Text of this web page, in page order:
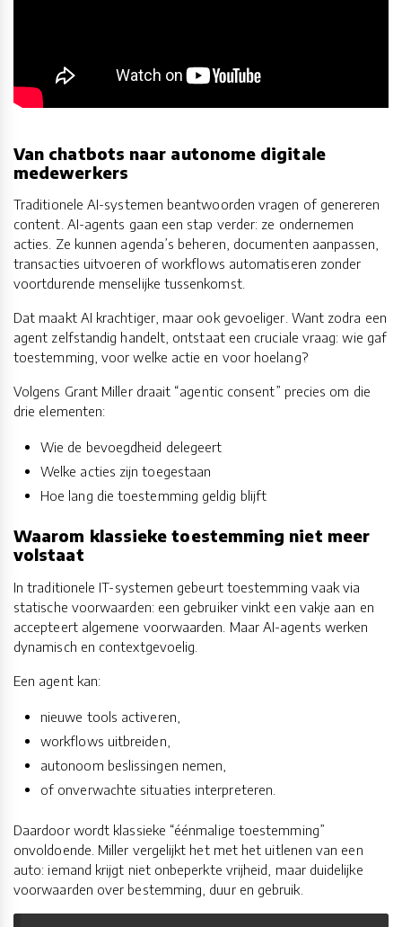
Van chatbots naar autonome digitale
medewerkers
Traditionele AI-systemen beantwoorden vragen of genereren
content. AI-agents gaan een stap verder: ze ondernemen
acties. Ze kunnen agenda’s beheren, documenten aanpassen,
transacties uitvoeren of workflows automatiseren zonder
voortdurende menselijke tussenkomst.
Dat maakt AI krachtiger, maar ook gevoeliger. Want zodra een
agent zelfstandig handelt, ontstaat een cruciale vraag: wie gaf
toestemming, voor welke actie en voor hoelang?
Volgens Grant Miller draait “agentic consent” precies om die
drie elementen:
Wie de bevoegdheid delegeert
Welke acties zijn toegestaan
Hoe lang die toestemming geldig blijft
Waarom klassieke toestemming niet meer
volstaat
In traditionele IT-systemen gebeurt toestemming vaak via
statische voorwaarden: een gebruiker vinkt een vakje aan en
accepteert algemene voorwaarden. Maar AI-agents werken
dynamisch en contextgevoelig.
Een agent kan:
nieuwe tools activeren,
workflows uitbreiden,
autonoom beslissingen nemen,
of onverwachte situaties interpreteren.
Daardoor wordt klassieke “éénmalige toestemming”
onvoldoende. Miller vergelijkt het met het uitlenen van een
auto: iemand krijgt niet onbeperkte vrijheid, maar duidelijke
voorwaarden over bestemming, duur en gebruik.